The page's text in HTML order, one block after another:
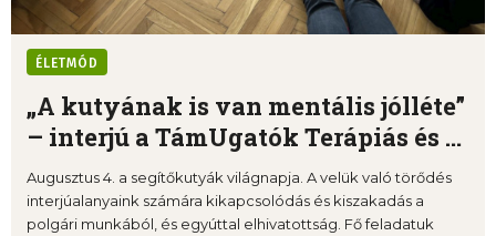
ÉLETMÓD
„A kutyának is van mentális jólléte”
– interjú a TámUgatók Terápiás és ...
Augusztus 4. a segítőkutyák világnapja. A velük való törődés
interjúalanyaink számára kikapcsolódás és kiszakadás a
polgári munkából, és egyúttal elhivatottság. Fő feladatuk